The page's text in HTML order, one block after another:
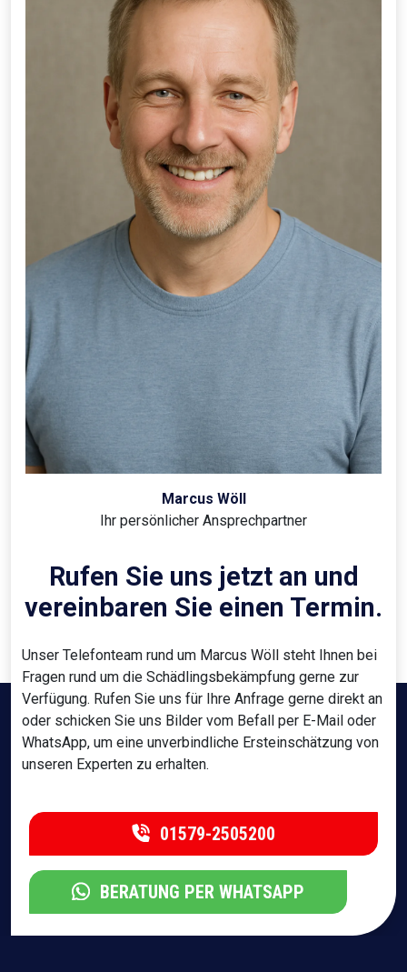
Marcus Wöll
Ihr persönlicher Ansprechpartner
Rufen Sie uns jetzt an und
vereinbaren Sie einen Termin.
Unser Telefonteam rund um Marcus Wöll steht Ihnen bei
Fragen rund um die Schädlingsbekämpfung gerne zur
Verfügung. Rufen Sie uns für Ihre Anfrage gerne direkt an
oder schicken Sie uns Bilder vom Befall per E-Mail oder
WhatsApp, um eine unverbindliche Ersteinschätzung von
unseren Experten zu erhalten.
01579-2505200
BERATUNG PER WHATSAPP